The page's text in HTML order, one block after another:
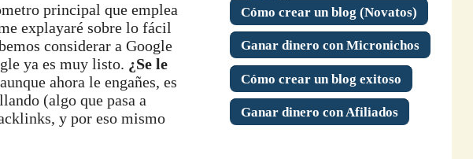
principal que emplea
explayaré sobre lo fácil
considerar a Google
ya es muy listo. ¿Se le
ahora le engañes, es
(algo que pasa a
y por eso mismo
Cómo crear un blog (Novatos)
Ganar dinero con Micronichos
Cómo crear un blog exitoso
Ganar dinero con Afiliados